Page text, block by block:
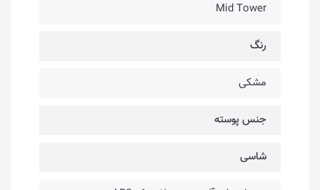
Mid Tower
رنگ
مشکی
جنس پوسته
شاسی